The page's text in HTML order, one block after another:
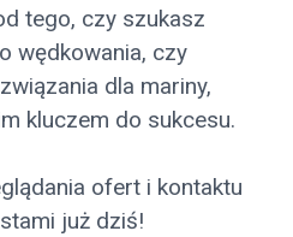
tego, czy szukasz
wędkowania, czy
dla mariny,
kluczem do sukcesu.
ofert i kontaktu
już dziś!